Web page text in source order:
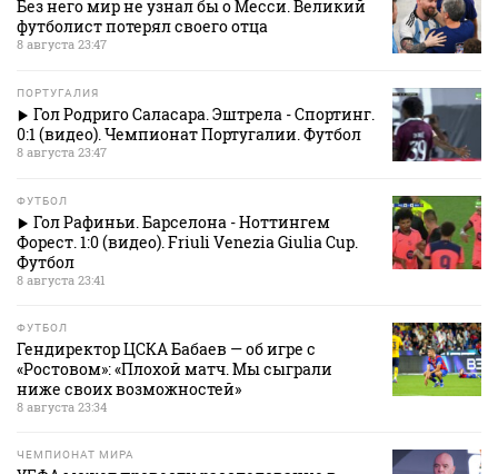
Без него мир не узнал бы о Месси. Великий
футболист потерял своего отца
8 августа 23:47
ПОРТУГАЛИЯ
Гол Родриго Саласара. Эштрела - Спортинг.
0:1 (видео). Чемпионат Португалии. Футбол
8 августа 23:47
ФУТБОЛ
Гол Рафиньи. Барселона - Ноттингем
Форест. 1:0 (видео). Friuli Venezia Giulia Cup.
Футбол
8 августа 23:41
ФУТБОЛ
Гендиректор ЦСКА Бабаев — об игре с
«Ростовом»: «Плохой матч. Мы сыграли
ниже своих возможностей»
8 августа 23:34
ЧЕМПИОНАТ МИРА